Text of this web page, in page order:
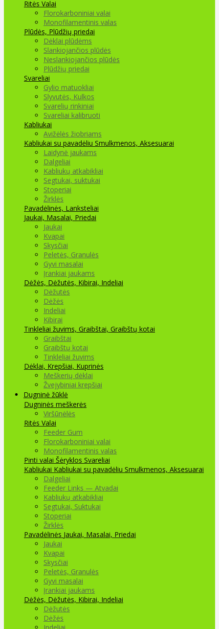
Ritės Valai
Florokarboniniai valai
Monofilamentinis valas
Plūdės, Plūdžių priedai
Dėklai plūdėms
Slankiojančios plūdės
Neslankiojančios plūdės
Plūdžių priedai
Svareliai
Gylio matuokliai
Slyvutės, Kulkos
Svarelių rinkiniai
Svareliai kalibruoti
Kabliukai
Avižėlės žiobriams
Kabliukai su pavadėliu Smulkmenos, Aksesuarai
Laidynė jaukams
Dalgeliai
Kabliukų atkabikliai
Segtukai, suktukai
Stoperiai
Žirklės
Pavadėlinės, Lanksteliai
Jaukai, Masalai, Priedai
Jaukai
Kvapai
Skysčiai
Peletės, Granulės
Gyvi masalai
Įrankiai jaukams
Dėžės, Dėžutės, Kibirai, Indeliai
Dėžutės
Dėžės
Indeliai
Kibirai
Tinkleliai žuvims, Graibštai, Graibštų kotai
Graibštai
Graibštų kotai
Tinkleliai žuvims
Dėklai, Krepšiai, Kuprinės
Meškerių dėklai
Žvejybiniai krepšiai
Dugninė žūklė
Dugninės meškerės
Viršūnėlės
Ritės Valai
Feeder Gum
Florokarboniniai valai
Monofilamentinis valas
Pinti valai Šėryklos Svareliai
Kabliukai Kabliukai su pavadėliu Smulkmenos, Aksesuarai
Dalgeliai
Feeder Links — Atvadai
Kabliukų atkabikliai
Segtukai, Suktukai
Stoperiai
Žirklės
Pavadėlinės Jaukai, Masalai, Priedai
Jaukai
Kvapai
Skysčiai
Peletės, Granulės
Gyvi masalai
Įrankiai jaukams
Dėžės, Dėžutės, Kibirai, Indeliai
Dėžutės
Dėžės
Indeliai